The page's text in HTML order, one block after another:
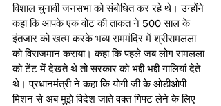
विशाल चुनावी जनसभा को संबोधित कर रहे थे। उन्होंने
कहा कि आपके एक वोट की ताकत ने 500 साल के
इंतजार को खत्म करके भव्य राममंदिर में श्रीरामलला
को विराजमान कराया। कहा कि पहले जब लोग रामलला
को टेंट में देखते थे तो सरकार को भद्दी भद्दी गालियां देते
थे। प्रधानमंत्री ने कहा कि योगी जी के ओडीओपी
मिशन से अब मुझे विदेश जाते वक्त गिफ्ट लेने के लिए